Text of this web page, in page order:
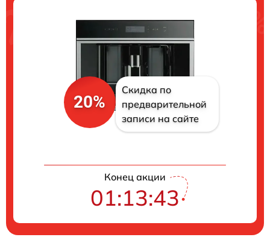
20%
Скидка по
предварительной
записи на сайте
Конец акции
01:13:43